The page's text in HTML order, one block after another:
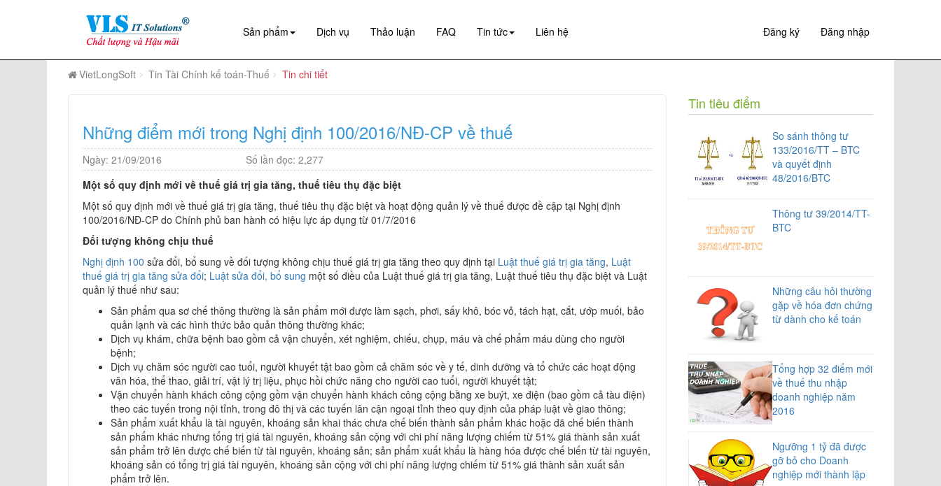
Sản phẩm Dịch vụ Thảo luận FAQ Tin tức Liên hệ Đăng ký Đăng nhập
VietLongSoft Tin Tài Chính kế toán-Thuế Tin chi tiết
Những điểm mới trong Nghị định 100/2016/NĐ-CP về thuế
Ngày: 21/09/2016
Số lần đọc: 2,277
Một số quy định mới về thuế giá trị gia tăng, thuế tiêu thụ đặc biệt
Một số quy định mới về thuế giá trị gia tăng, thuế tiêu thụ đặc biệt và hoạt động quản lý về thuế được đề cập tại Nghị định
100/2016/NĐ-CP do Chính phủ ban hành có hiệu lực áp dụng từ 01/7/2016
Đối tượng không chịu thuế
Nghị định 100 sửa đổi, bổ sung về đối tượng không chịu thuế giá trị gia tăng theo quy định tại Luật thuế giá trị gia tăng, Luật
thuế giá trị gia tăng sửa đổi; Luật sửa đổi, bổ sung một số điều của Luật thuế giá trị gia tăng, Luật thuế tiêu thụ đặc biệt và Luật
quản lý thuế như sau:
Sản phẩm qua sơ chế thông thường là sản phẩm mới được làm sạch, phơi, sấy khô, bóc vỏ, tách hạt, cắt, ướp muối, bảo
quản lạnh và các hình thức bảo quản thông thường khác;
Dịch vụ khám, chữa bệnh bao gồm cả vận chuyển, xét nghiệm, chiếu, chụp, máu và chế phẩm máu dùng cho người
bệnh;
Dịch vụ chăm sóc người cao tuổi, người khuyết tật bao gồm cả chăm sóc về y tế, dinh dưỡng và tổ chức các hoạt động
văn hóa, thể thao, giải trí, vật lý trị liệu, phục hồi chức năng cho người cao tuổi, người khuyết tật;
Vận chuyển hành khách công cộng gồm vận chuyển hành khách công cộng bằng xe buýt, xe điện (bao gồm cả tàu điện)
theo các tuyến trong nội tỉnh, trong đô thị và các tuyến lân cận ngoại tỉnh theo quy định của pháp luật về giao thông;
Sản phẩm xuất khẩu là tài nguyên, khoáng sản khai thác chưa chế biến thành sản phẩm khác hoặc đã chế biến thành
sản phẩm khác nhưng tổng trị giá tài nguyên, khoáng sản cộng với chi phí năng lượng chiếm từ 51% giá thành sản xuất
sản phẩm trở lên được chế biến từ tài nguyên, khoáng sản; sản phẩm xuất khẩu là hàng hóa được chế biến từ tài nguyên,
khoáng sản có tổng trị giá tài nguyên, khoáng sản cộng với chi phí năng lượng chiếm từ 51% giá thành sản xuất sản
phẩm trở lên.
Tin tiêu điểm
So sánh thông tư
133/2016/TT – BTC
và quyết định
48/2016/BTC
Thông tư 39/2014/TT-
BTC
Những câu hỏi thường
gặp về hóa đơn chứng
từ dành cho kế toán
Tổng hợp 32 điểm mới
về thuế thu nhập
doanh nghiệp năm
2016
Ngưỡng 1 tỷ đã được
gỡ bỏ cho Doanh
nghiệp mới thành lập